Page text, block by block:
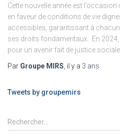
Cette nouvelle année est
en faveur de conditions de vie
accessibles, garantissant à
ses droits fondamentaux. En 2024,
pour un avenir fait de justice
Par Groupe MIRS , il y a 3 ans
Tweets by groupemirs
Rechercher…